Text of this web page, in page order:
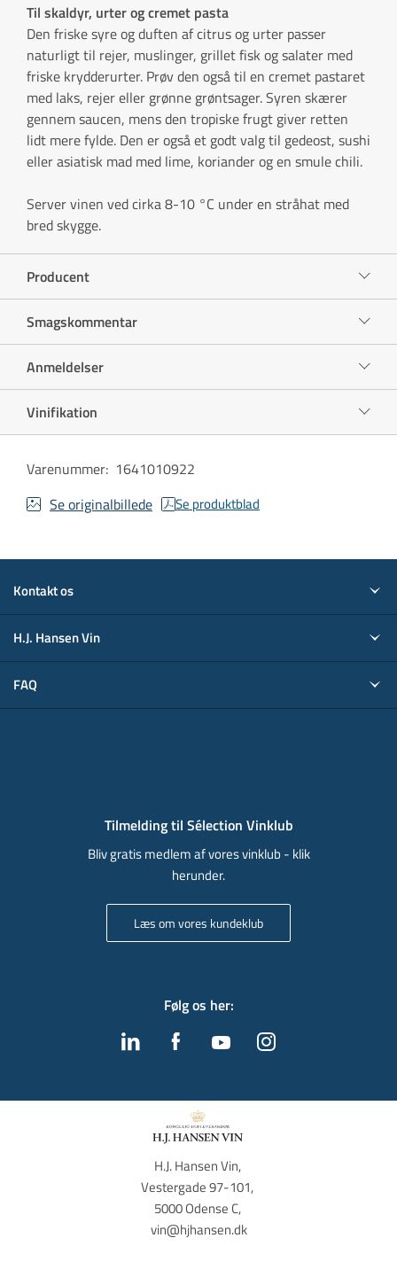
Til skaldyr, urter og cremet pasta
Den friske syre og duften af citrus og urter passer
naturligt til rejer, muslinger, grillet fisk og salater med
friske krydderurter. Prøv den også til en cremet pastaret
med laks, rejer eller grønne grøntsager. Syren skærer
gennem saucen, mens den tropiske frugt giver retten
lidt mere fylde. Den er også et godt valg til gedeost, sushi
eller asiatisk mad med lime, koriander og en smule chili.
Server vinen ved cirka 8-10 °C under en stråhat med
bred skygge.
Producent
Smagskommentar
Anmeldelser
Vinifikation
Varenummer: 1641010922
Se originalbillede
Se produktblad
Kontakt os
H.J. Hansen Vin
FAQ
Tilmelding til Sélection Vinklub
Bliv gratis medlem af vores vinklub - klik
herunder.
Læs om vores kundeklub
Følg os her:
H.J. Hansen Vin,
Vestergade 97-101,
5000 Odense C,
vin@hjhansen.dk